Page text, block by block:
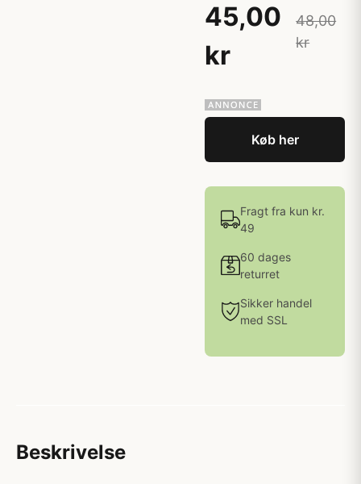
45,00
kr
48,00
kr
Køb her
Fragt fra kun kr.
49
60 dages
returret
Sikker handel
med SSL
Beskrivelse